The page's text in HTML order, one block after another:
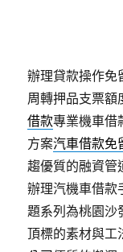
辦理貸款操作免
周轉押品支票額
借款專業機車借
方案汽車借款免
趨優質的融資管
辦理汽機車借款
題系列為桃園沙
頂標的素材與工